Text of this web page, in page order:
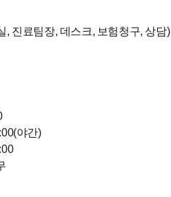
, 진료팀장, 데스크, 보험청구, 상담)
야간)